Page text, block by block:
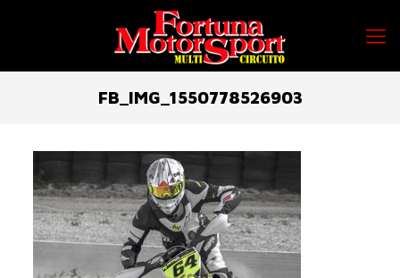
FB_IMG_1550778526903